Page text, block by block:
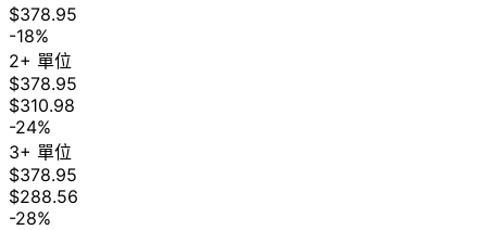
$378.95
-18%
2+ 單位
$378.95
$310.98
-24%
3+ 單位
$378.95
$288.56
-28%